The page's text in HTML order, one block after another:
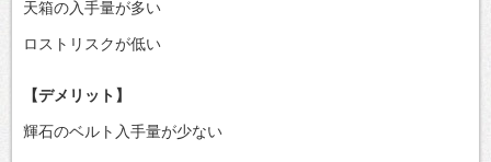
天箱の入手量が多い
ロストリスクが低い
【デメリット】
輝石のベルト入手量が少ない